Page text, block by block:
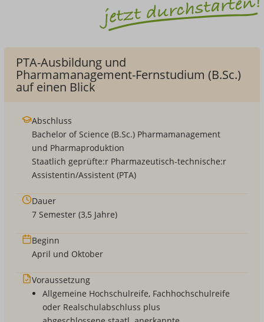
PTA-Ausbildung und
Pharmamanagement-Fernstudium (B.Sc.)
auf einen Blick
Abschluss
Bachelor of Science (B.Sc.) Pharmamanagement
und Pharmaproduktion
Staatlich geprüfte:r Pharmazeutisch-technische:r
Assistentin/Assistent (PTA)
Dauer
7 Semester (3,5 Jahre)
Beginn
April und Oktober
Voraussetzung
Allgemeine Hochschulreife, Fachhochschulreife
oder Realschulabschluss plus